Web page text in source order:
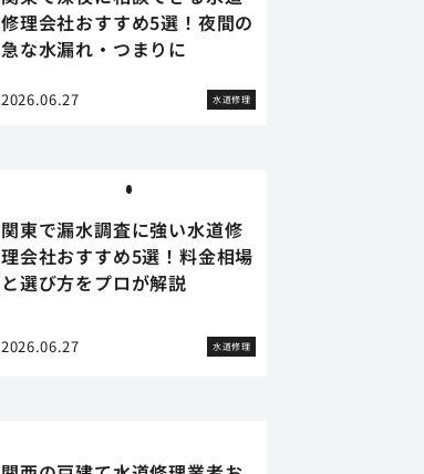
修理会社おすすめ5選！夜間の
急な水漏れ・つまりに
2026.06.27 水道修理
関東で漏水調査に強い水道修
理会社おすすめ5選！料金相場
と選び方をプロが解説
2026.06.27 水道修理